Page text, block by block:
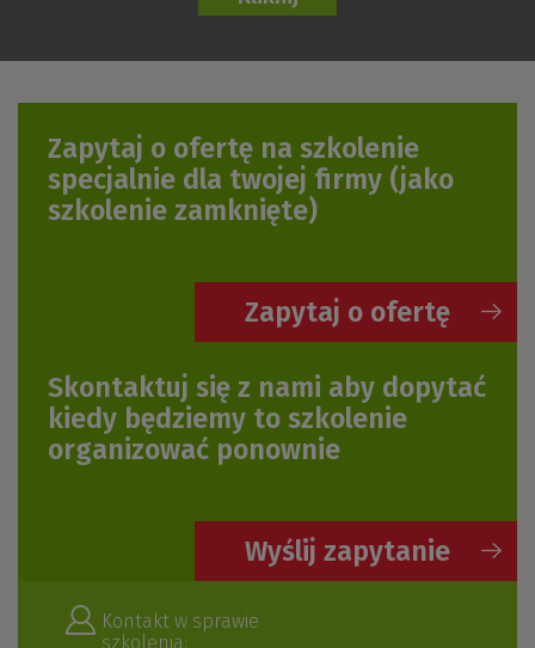
Zapytaj o ofertę na szkolenie
specjalnie dla twojej firmy (jako
szkolenie zamknięte)
Zapytaj o ofertę
Skontaktuj się z nami aby dopytać
kiedy będziemy to szkolenie
organizować ponownie
Wyślij zapytanie
Kontakt w sprawie
szkolenia: